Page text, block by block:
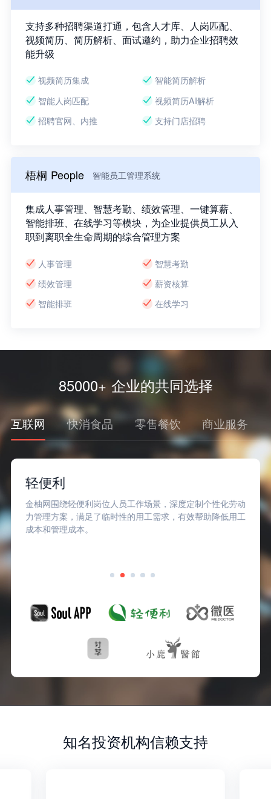
支持多种招聘渠道打通，包含人才库、人岗匹配、
视频简历、简历解析、面试邀约，助力企业招聘效
能升级
视频简历集成
智能简历解析
智能人岗匹配
视频简历AI解析
招聘官网、内推
支持门店招聘
梧桐 People 智能员工管理系统
集成人事管理、智慧考勤、绩效管理、一键算薪、
智能排班、在线学习等模块，为企业提供员工从入
职到离职全生命周期的综合管理方案
人事管理
智慧考勤
绩效管理
薪资核算
智能排班
在线学习
85000+ 企业的共同选择
互联网 快消食品 零售餐饮 商业服务
轻便利
金柚网围绕轻便利岗位人员工作场景，深度定制个性化劳动
力管理方案，满足了临时性的用工需求，有效帮助降低用工
成本和管理成本。
知名投资机构信赖支持